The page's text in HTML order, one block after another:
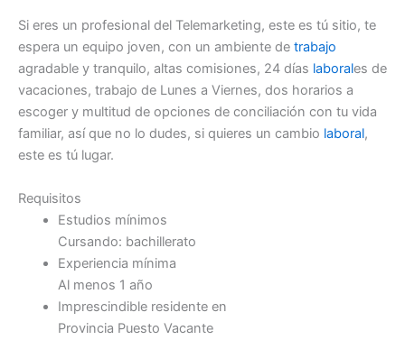
Si eres un profesional del Telemarketing, este es tú sitio, te
espera un equipo joven, con un ambiente de trabajo
agradable y tranquilo, altas comisiones, 24 días laborales de
vacaciones, trabajo de Lunes a Viernes, dos horarios a
escoger y multitud de opciones de conciliación con tu vida
familiar, así que no lo dudes, si quieres un cambio laboral,
este es tú lugar.
Requisitos
Estudios mínimos
Cursando: bachillerato
Experiencia mínima
Al menos 1 año
Imprescindible residente en
Provincia Puesto Vacante